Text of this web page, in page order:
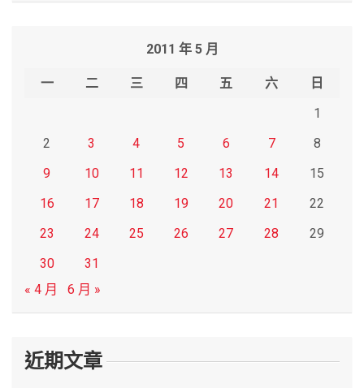
2011 年 5 月
一 二 三 四 五 六
日
1
2
3 4 5 6 7
8
9
10 11 12 13 14
15
16
17 18 19 20 21
22
23
24 25 26 27 28
29
30
31
« 4 月
6 月 »
近期文章